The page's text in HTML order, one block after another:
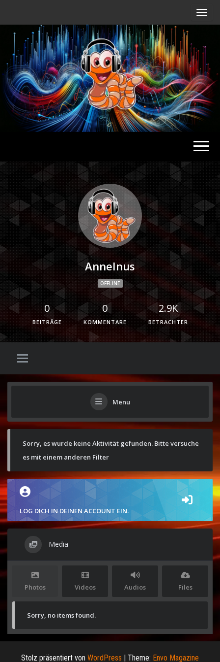
Radio
Annelnus
OFFLINE
0
BEITRÄGE
0
KOMMENTARE
2.9K
BETRACHTER
Menu
Sorry, es wurde keine Aktivität gefunden. Bitte versuche
es mit einem anderen Filter
LOG DICH IN DEINEN ACCOUNT EIN.
Media
Photos Videos Audios Files
Sorry, no items found.
Stolz präsentiert von WordPress | Theme: Envo Magazine